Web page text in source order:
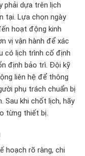
phải dựa trên lịch
tại. Lựa chọn ngày
hoạt động kinh
vị vận hành để xác
có lịch trình cố định
định bảo trì. Đội kỹ
liên hệ để thông
phụ trách chuẩn bị
Sau khi chốt lịch, hãy
từng thiết bị.
hoạch rõ ràng, chi